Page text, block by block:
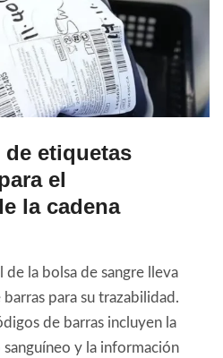
etiquetas
el
la cadena
de la bolsa de sangre lleva
para su trazabilidad.
de barras incluyen la
y la información